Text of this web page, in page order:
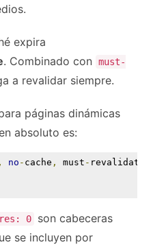
expira
. Combinado con
must-
a revalidar siempre.
páginas dinámicas
absoluto es:
, no - cache , must - revalidate
0
son cabeceras
se incluyen por